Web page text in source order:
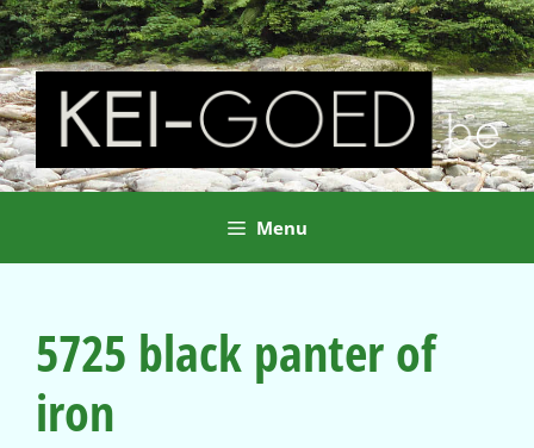
Ga
naar
de
inhoud
Menu
5725 black panter of
iron